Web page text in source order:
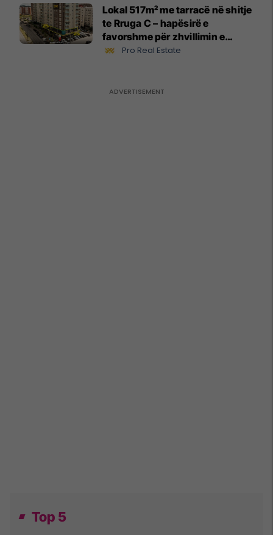
Lokal 517m² me tarracë në shitje
te Rruga C – hapësirë e
favorshme për zhvillimin e
biznesit #15796
Pro Real Estate
Top 5